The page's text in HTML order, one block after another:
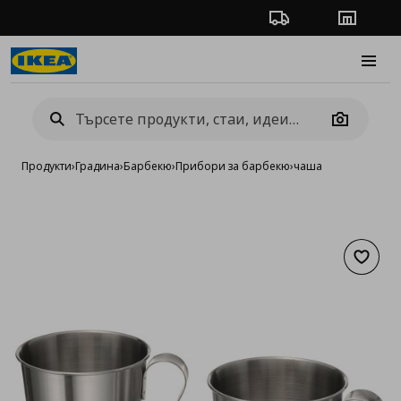
Проследяване на
Camera
Продукти›Градина›Барбекю›Прибори за барбекю›чаша